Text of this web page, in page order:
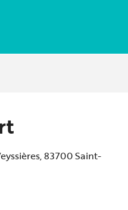
83700 Saint-